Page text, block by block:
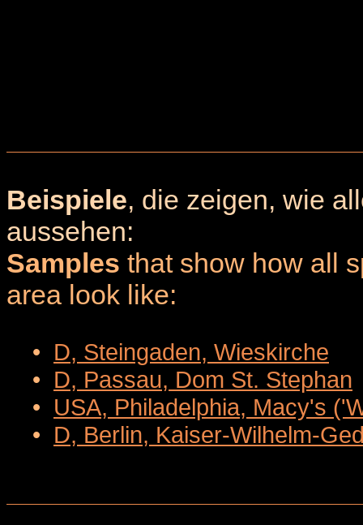
Beispiele, die zeigen, wie
aussehen:
Samples that show how all
area look like:
• D, Steingaden, Wieskirche
• D, Passau, Dom St. Stephan
• USA, Philadelphia, Macy's
• D, Berlin, Kaiser-Wilhelm-